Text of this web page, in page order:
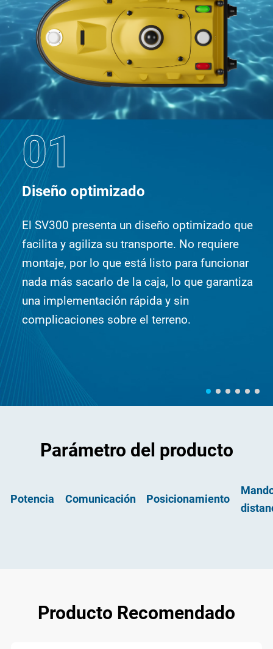
01
Diseño optimizado
El SV300 presenta un diseño optimizado que
facilita y agiliza su transporte. No requiere
montaje, por lo que está listo para funcionar
nada más sacarlo de la caja, lo que garantiza
una implementación rápida y sin
complicaciones sobre el terreno.
Parámetro del producto
Potencia Comunicación Posicionamiento
Producto Recomendado